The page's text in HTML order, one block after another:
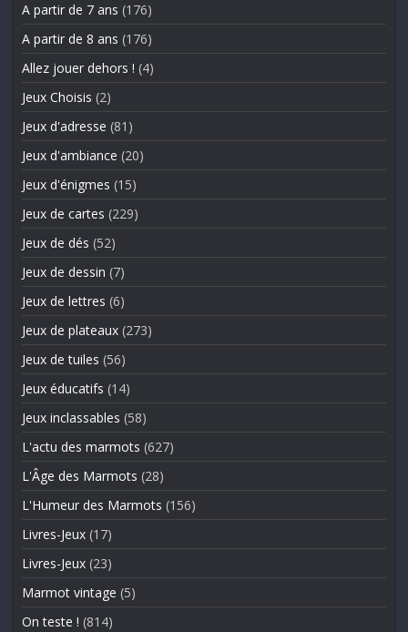
A partir de 7 ans (176)
A partir de 8 ans (176)
Allez jouer dehors ! (4)
Jeux Choisis (2)
Jeux d'adresse (81)
Jeux d'ambiance (20)
Jeux d'énigmes (15)
Jeux de cartes (229)
Jeux de dés (52)
Jeux de dessin (7)
Jeux de lettres (6)
Jeux de plateaux (273)
Jeux de tuiles (56)
Jeux éducatifs (14)
Jeux inclassables (58)
L'actu des marmots (627)
L'Âge des Marmots (28)
L'Humeur des Marmots (156)
Livres-Jeux (17)
Livres-Jeux (23)
Marmot vintage (5)
On teste ! (814)